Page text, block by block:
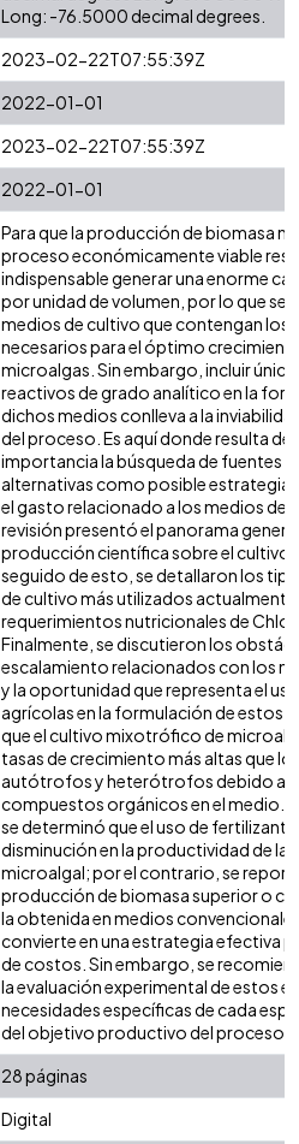
Long: -76.5000 decimal degrees.
2023-02-22T07:55:39Z
2022-01-01
2023-02-22T07:55:39Z
2022-01-01
Para que la producción de biomasa
proceso económicamente viable
indispensable generar una enorme
por unidad de volumen, por lo que se
medios de cultivo que contengan los
necesarios para el óptimo
microalgas. Sin embargo, incluir
reactivos de grado analítico en la
dichos medios conlleva a la
del proceso. Es aquí donde resulta de
importancia la búsqueda de fuentes
alternativas como posible estrategia
el gasto relacionado a los medios de
revisión presentó el panorama
producción científica sobre el cultivo
seguido de esto, se detallaron los
de cultivo más utilizados actualmente
requerimientos nutricionales de
Finalmente, se discutieron los
escalamiento relacionados con los
y la oportunidad que representa el
agrícolas en la formulación de estos.
que el cultivo mixotrófico de
tasas de crecimiento más altas que
autótrofos y heterótrofos debido a
compuestos orgánicos en el medio.
se determinó que el uso de
disminución en la productividad de la
microalgal; por el contrario, se
producción de biomasa superior o
la obtenida en medios
convierte en una estrategia efectiva
de costos. Sin embargo, se
la evaluación experimental de estos
necesidades específicas de cada
del objetivo productivo del proceso.
28 páginas
Digital